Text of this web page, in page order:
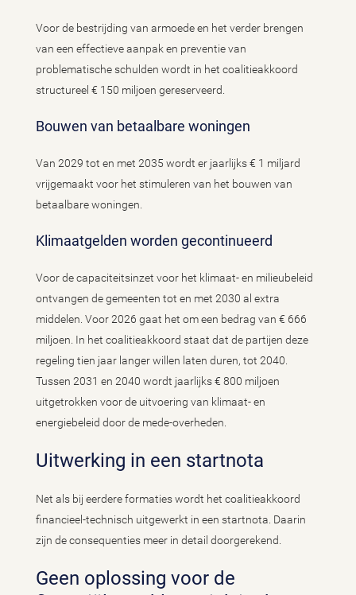
Voor de bestrijding van armoede en het verder brengen
van een effectieve aanpak en preventie van
problematische schulden wordt in het coalitieakkoord
structureel € 150 miljoen gereserveerd.
Bouwen van betaalbare woningen
Van 2029 tot en met 2035 wordt er jaarlijks € 1 miljard
vrijgemaakt voor het stimuleren van het bouwen van
betaalbare woningen.
Klimaatgelden worden gecontinueerd
Voor de capaciteitsinzet voor het klimaat- en milieubeleid
ontvangen de gemeenten tot en met 2030 al extra
middelen. Voor 2026 gaat het om een bedrag van € 666
miljoen. In het coalitieakkoord staat dat de partijen deze
regeling tien jaar langer willen laten duren, tot 2040.
Tussen 2031 en 2040 wordt jaarlijks € 800 miljoen
uitgetrokken voor de uitvoering van klimaat- en
energiebeleid door de mede-overheden.
Uitwerking in een startnota
Net als bij eerdere formaties wordt het coalitieakkoord
financieel-technisch uitgewerkt in een startnota. Daarin
zijn de consequenties meer in detail doorgerekend.
Geen oplossing voor de